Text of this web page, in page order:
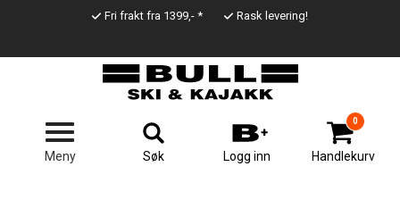
Line
Fri frakt fra 1399,- * Rask levering!
Meny Søk Logg inn Handlekurv
0